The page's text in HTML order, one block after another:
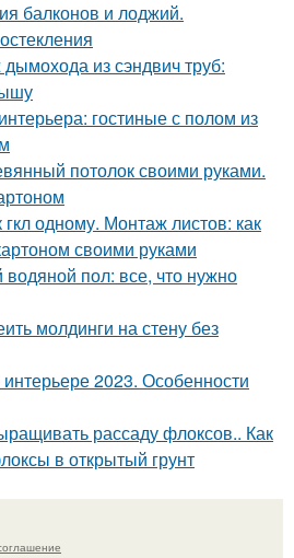
балконов и лоджий.
из сэндвич труб:
гостиные с полом из
потолок своими руками.
гкл одному. Монтаж листов: как
своими руками
пол: все, что нужно
молдинги на стену без
2023. Особенности
рассаду флоксов.. Как
в открытый грунт